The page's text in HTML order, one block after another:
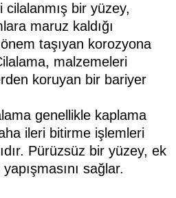
bir yüzey,
maruz kaldığı
taşıyan korozyona
malzemeleri
koruyan bir bariyer
genellikle kaplama
ileri bitirme işlemleri
Pürüzsüz bir yüzey, ek
sağlar.